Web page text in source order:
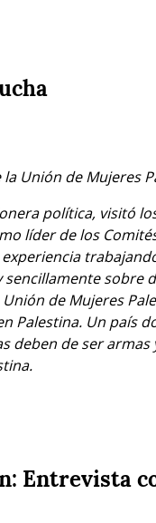
Unión de Mujeres
política, visitó
líder de los
sencillamente
de Mujeres
Palestina. Un país
deben de ser
Entrevista